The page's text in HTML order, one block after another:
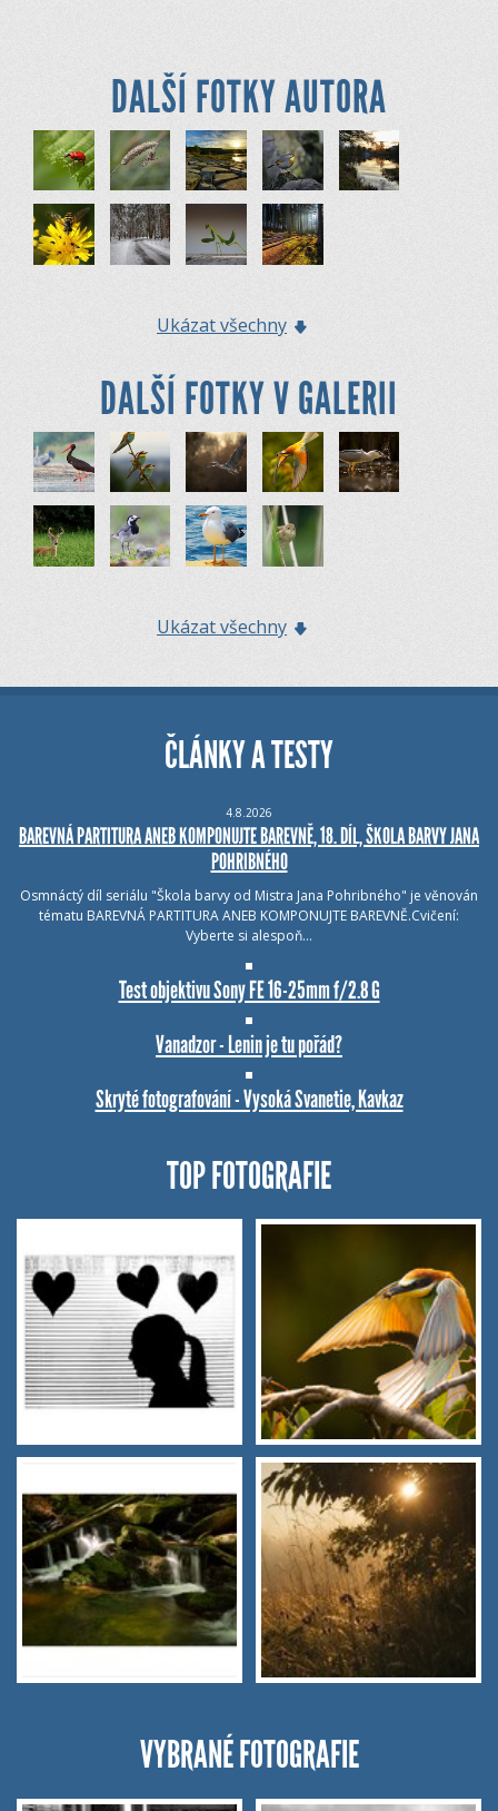
DALŠÍ FOTKY AUTORA
Ukázat všechny
DALŠÍ FOTKY V GALERII
Ukázat všechny
ČLÁNKY A TESTY
4.8.2026
BAREVNÁ PARTITURA ANEB KOMPONUJTE BAREVNĚ, 18. DÍL, ŠKOLA BARVY JANA
POHRIBNÉHO
Osmnáctý díl seriálu "Škola barvy od Mistra Jana Pohribného" je věnován
tématu BAREVNÁ PARTITURA ANEB KOMPONUJTE BAREVNĚ.Cvičení:
Vyberte si alespoň…
Test objektivu Sony FE 16-25mm f/2.8 G
Vanadzor - Lenin je tu pořád?
Skryté fotografování - Vysoká Svanetie, Kavkaz
TOP FOTOGRAFIE
VYBRANÉ FOTOGRAFIE